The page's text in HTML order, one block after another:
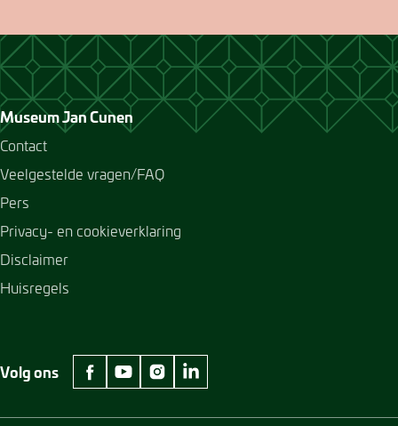
Museum Jan Cunen
Contact
Veelgestelde vragen/FAQ
Pers
Privacy- en cookieverklaring
Disclaimer
Huisregels
Volg ons
facebook Museum Jan Cunen
youtube Museum Jan Cunen
instagram Museum Jan Cunen
linkedin Museum Jan Cunen